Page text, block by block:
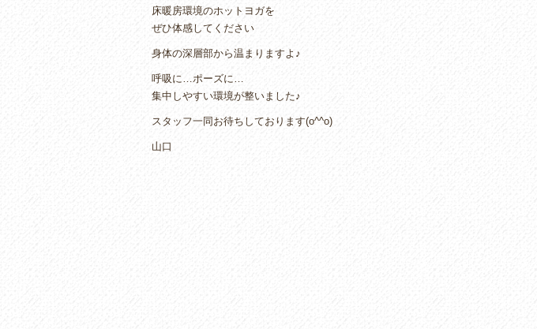
床暖房環境のホットヨガを
ぜひ体感してください
身体の深層部から温まりますよ♪
呼吸に…ポーズに…
集中しやすい環境が整いました♪
スタッフ一同お待ちしております(o^^o)
山口